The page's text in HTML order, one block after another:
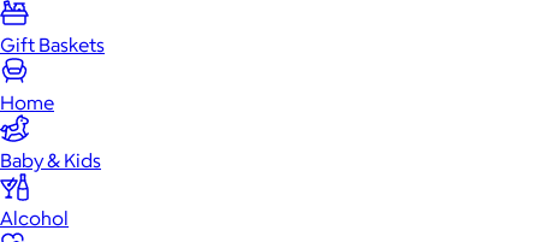
Gift Baskets
Home
Baby & Kids
Alcohol